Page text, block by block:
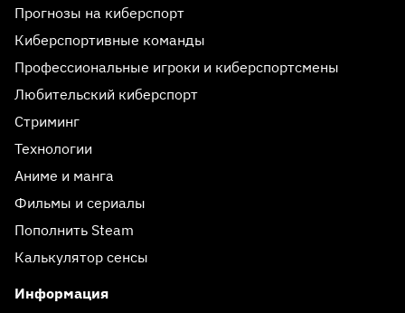
Прогнозы на киберспорт
Киберспортивные команды
Профессиональные игроки и киберспортсмены
Любительский киберспорт
Стриминг
Технологии
Аниме и манга
Фильмы и сериалы
Пополнить Steam
Калькулятор сенсы
Информация